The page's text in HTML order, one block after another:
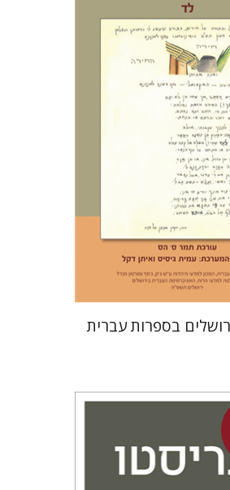
ס' הס
הנחת אתר ספר מודפס
$33
$30
בספרות עברית